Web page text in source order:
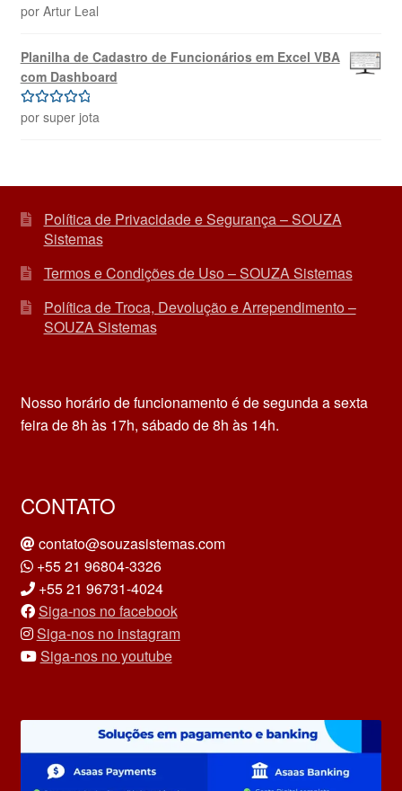
Avaliação 5
por Artur Leal
Planilha de Cadastro de Funcionários em Excel VBA
com Dashboard
Avaliação5
por super jota
Política de Privacidade e Segurança – SOUZA
Sistemas
Termos e Condições de Uso – SOUZA Sistemas
Política de Troca, Devolução e Arrependimento –
SOUZA Sistemas
Nosso horário de funcionamento é de segunda a sexta
feira de 8h às 17h, sábado de 8h às 14h.
CONTATO
contato@souzasistemas.com
+55 21 96804-3326
+55 21 96731-4024
Siga-nos no facebook
Siga-nos no instagram
Siga-nos no youtube